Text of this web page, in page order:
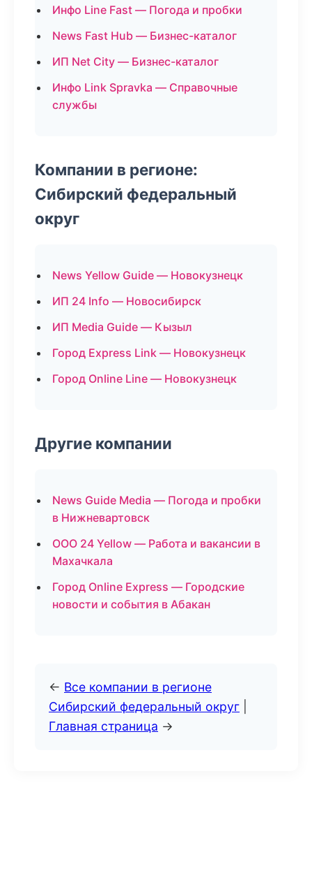
Инфо Line Fast — Погода и пробки
News Fast Hub — Бизнес-каталог
ИП Net City — Бизнес-каталог
Инфо Link Spravka — Справочные
службы
Компании в регионе:
Сибирский федеральный
округ
News Yellow Guide — Новокузнецк
ИП 24 Info — Новосибирск
ИП Media Guide — Кызыл
Город Express Link — Новокузнецк
Город Online Line — Новокузнецк
Другие компании
News Guide Media — Погода и пробки
в Нижневартовск
ООО 24 Yellow — Работа и вакансии в
Махачкала
Город Online Express — Городские
новости и события в Абакан
← Все компании в регионе
Сибирский федеральный округ
Главная страница →